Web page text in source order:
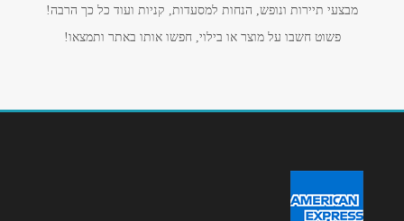
אנא חזרו אלי בקשר ל...
מבצעי תיירות ונופש, הנחות למסעדות, קניות ועוד כל כך הרבה!
פשוט חשבו על מוצר או בילוי, חפשו אותו באתר ותמצאו!